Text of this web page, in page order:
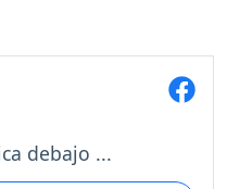
debajo ...